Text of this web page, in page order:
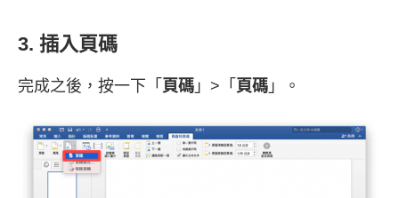
3. 插入頁碼
完成之後，按一下「 頁碼 」>「 頁碼 」。